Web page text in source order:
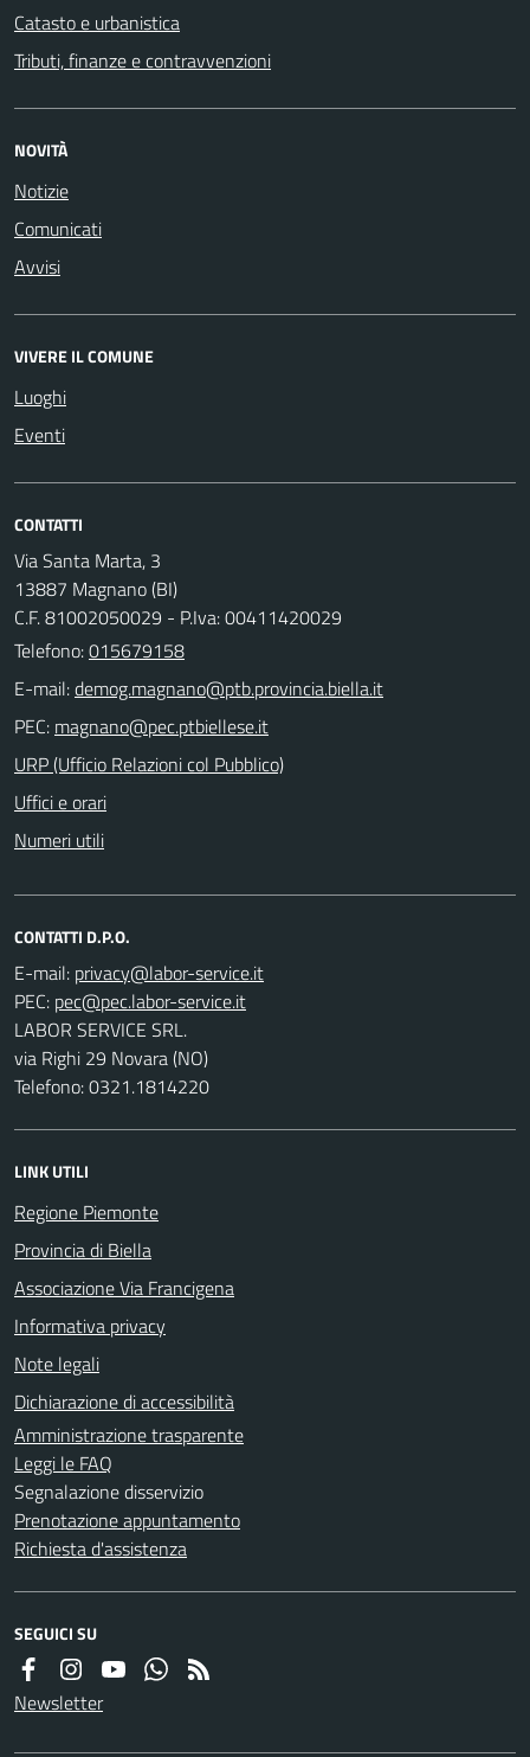
Catasto e urbanistica
Tributi, finanze e contravvenzioni
NOVITÀ
Notizie
Comunicati
Avvisi
VIVERE IL COMUNE
Luoghi
Eventi
CONTATTI
Via Santa Marta, 3
13887 Magnano (BI)
C.F. 81002050029 - P.Iva: 00411420029
Telefono:015679158
E-mail:
PEC:
URP (Ufficio Relazioni col Pubblico)
Uffici e orari
Numeri utili
CONTATTI D.P.O.
E-mail:
PEC:
LABOR SERVICE SRL.
via Righi 29 Novara (NO)
Telefono: 0321.1814220
LINK UTILI
Regione Piemonte
Provincia di Biella
Associazione Via Francigena
Informativa privacy
Note legali
Dichiarazione di accessibilità
Amministrazione trasparente
Leggi le FAQ
Segnalazione disservizio
Prenotazione appuntamento
Richiesta d'assistenza
SEGUICI SU
Newsletter